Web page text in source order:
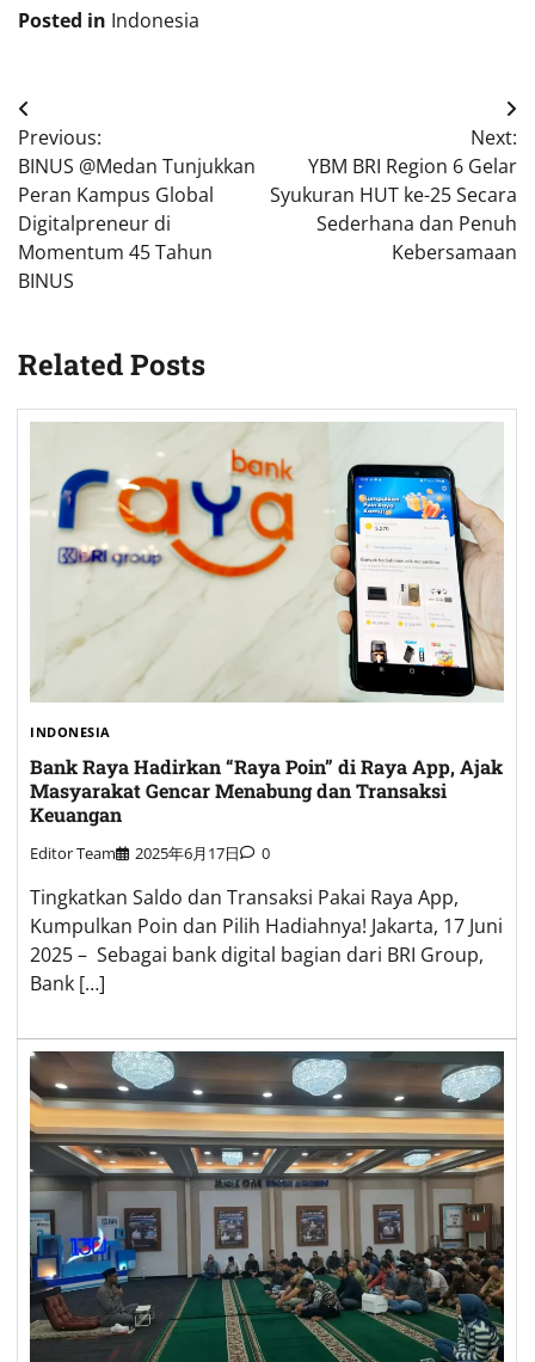
Posted in Indonesia
Post
navigation
Previous:
BINUS @Medan Tunjukkan
Peran Kampus Global
Digitalpreneur di
Momentum 45 Tahun
BINUS
Next:
YBM BRI Region 6 Gelar
Syukuran HUT ke-25 Secara
Sederhana dan Penuh
Kebersamaan
Related Posts
INDONESIA
Bank Raya Hadirkan “Raya Poin” di Raya App, Ajak
Masyarakat Gencar Menabung dan Transaksi
Keuangan
Editor Team 2025年6月17日 0
Tingkatkan Saldo dan Transaksi Pakai Raya App,
Kumpulkan Poin dan Pilih Hadiahnya! Jakarta, 17 Juni
2025 – Sebagai bank digital bagian dari BRI Group,
Bank […]